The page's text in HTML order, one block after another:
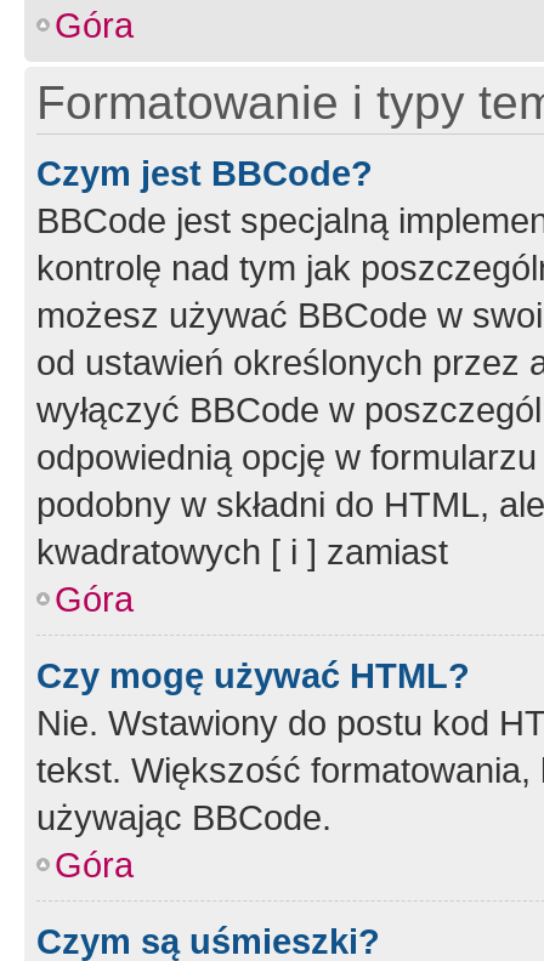
Góra
Formatowanie i typy
Czym jest BBCode?
BBCode jest specjalną
kontrolę nad tym jak
możesz używać BBCode w
od ustawień określonych przez
wyłączyć BBCode w
odpowiednią opcję w
podobny w składni do HTML,
kwadratowych [ i ] zamiast
Góra
Czy mogę używać HTML?
Nie. Wstawiony do postu kod
tekst. Większość
używając BBCode.
Góra
Czym są uśmieszki?